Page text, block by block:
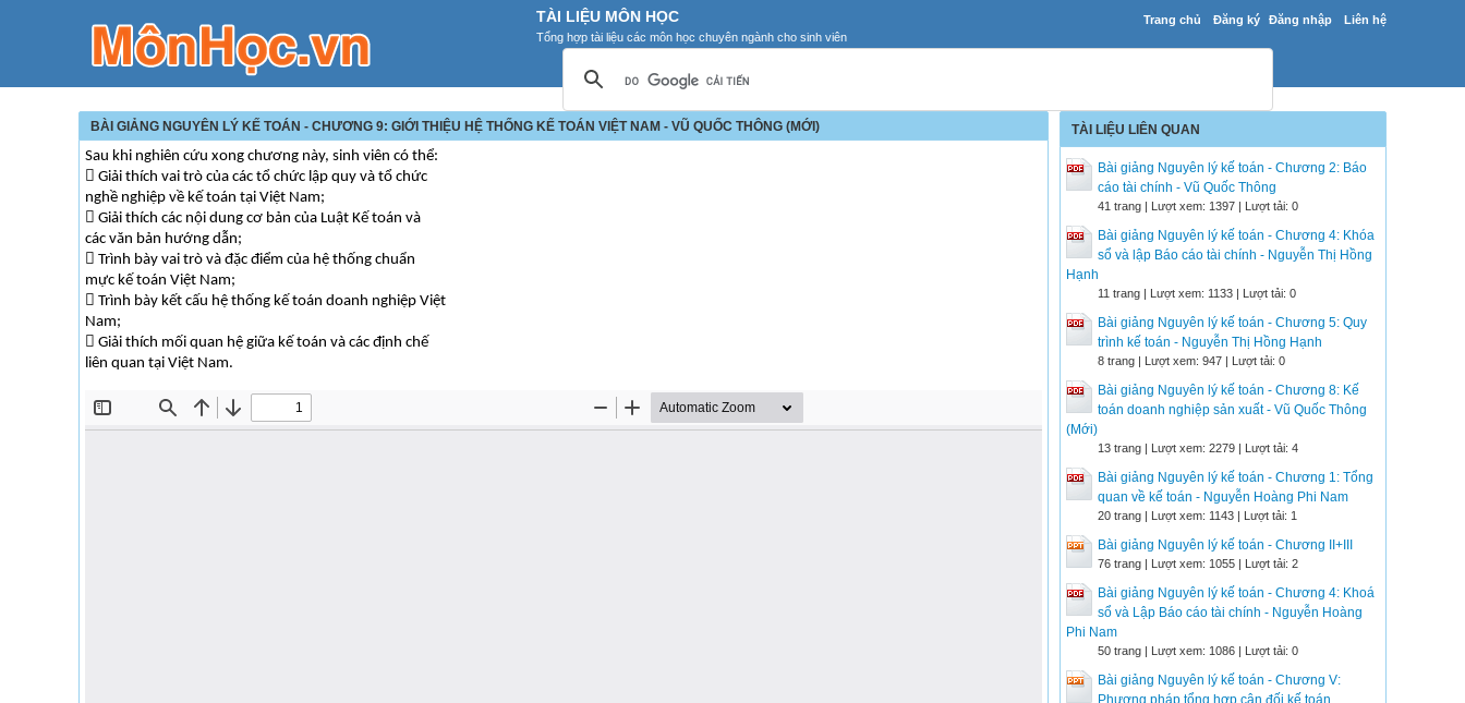
Trang chủ Đăng ký Đăng nhập Liên hệ
TÀI LIỆU MÔN HỌC
Tổng hợp tài liệu các môn học chuyên ngành cho sinh viên
BÀI GIẢNG NGUYÊN LÝ KẾ TOÁN - CHƯƠNG 9: GIỚI THIỆU HỆ THỐNG KẾ TOÁN VIỆT NAM - VŨ QUỐC THÔNG (MỚI)
Sau khi nghiên cứu xong chương này, sinh viên có thể:
 Giải thích vai trò của các tổ chức lập quy và tổ chức
nghề nghiệp về kế toán tại Việt Nam;
 Giải thích các nội dung cơ bản của Luật Kế toán và
các văn bản hướng dẫn;
 Trình bày vai trò và đặc điểm của hệ thống chuẩn
mực kế toán Việt Nam;
 Trình bày kết cấu hệ thống kế toán doanh nghiệp Việt
Nam;
 Giải thích mối quan hệ giữa kế toán và các định chế
liên quan tại Việt Nam.
TÀI LIỆU LIÊN QUAN
Bài giảng Nguyên lý kế toán - Chương 2: Báo
cáo tài chính - Vũ Quốc Thông
41 trang | Lượt xem: 1397 | Lượt tải: 0
Bài giảng Nguyên lý kế toán - Chương 4: Khóa
sổ và lập Báo cáo tài chính - Nguyễn Thị Hồng
Hạnh
11 trang | Lượt xem: 1133 | Lượt tải: 0
Bài giảng Nguyên lý kế toán - Chương 5: Quy
trình kế toán - Nguyễn Thị Hồng Hạnh
8 trang | Lượt xem: 947 | Lượt tải: 0
Bài giảng Nguyên lý kế toán - Chương 8: Kế
toán doanh nghiệp sản xuất - Vũ Quốc Thông
(Mới)
13 trang | Lượt xem: 2279 | Lượt tải: 4
Bài giảng Nguyên lý kế toán - Chương 1: Tổng
quan về kế toán - Nguyễn Hoàng Phi Nam
20 trang | Lượt xem: 1143 | Lượt tải: 1
Bài giảng Nguyên lý kế toán - Chương II+III
76 trang | Lượt xem: 1055 | Lượt tải: 2
Bài giảng Nguyên lý kế toán - Chương 4: Khoá
sổ và Lập Báo cáo tài chính - Nguyễn Hoàng
Phi Nam
50 trang | Lượt xem: 1086 | Lượt tải: 0
Bài giảng Nguyên lý kế toán - Chương V:
Phương pháp tổng hợp cân đối kế toán